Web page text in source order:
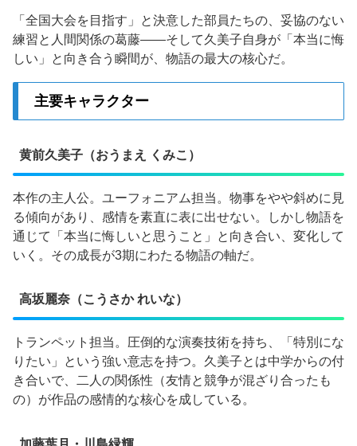
「全国大会を目指す」と決意した部員たちの、妥協のない
練習と人間関係の葛藤——そして久美子自身が「本当に悔
しい」と向き合う瞬間が、物語の最大の核心だ。
主要キャラクター
黄前久美子（おうまえ くみこ）
本作の主人公。ユーフォニアム担当。物事をやや斜めに見
る傾向があり、感情を素直に表に出せない。しかし物語を
通じて「本当に悔しいと思うこと」と向き合い、変化して
いく。その成長が3期にわたる物語の軸だ。
高坂麗奈（こうさか れいな）
トランペット担当。圧倒的な演奏技術を持ち、「特別にな
りたい」という強い意志を持つ。久美子とは中学からの付
き合いで、二人の関係性（友情と競争が混ざり合ったも
の）が作品の感情的な核心を成している。